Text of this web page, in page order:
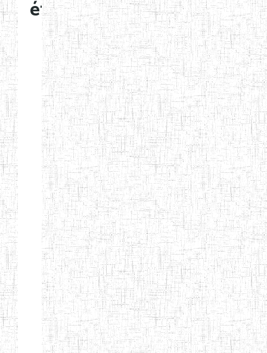
établissements
Etablissements
d'enseignement
normal
ENI
Chercher:
Effacer les filtres
Denomination
Type